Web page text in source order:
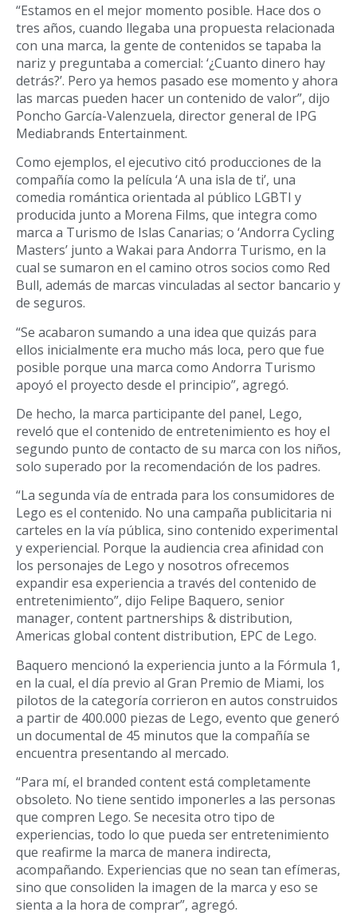
“Estamos en el mejor momento posible. Hace dos o
tres años, cuando llegaba una propuesta relacionada
con una marca, la gente de contenidos se tapaba la
nariz y preguntaba a comercial: ‘¿Cuanto dinero hay
detrás?’. Pero ya hemos pasado ese momento y ahora
las marcas pueden hacer un contenido de valor”, dijo
Poncho García-Valenzuela, director general de IPG
Mediabrands Entertainment.
Como ejemplos, el ejecutivo citó producciones de la
compañía como la película ‘A una isla de ti’, una
comedia romántica orientada al público LGBTI y
producida junto a Morena Films, que integra como
marca a Turismo de Islas Canarias; o ‘Andorra Cycling
Masters’ junto a Wakai para Andorra Turismo, en la
cual se sumaron en el camino otros socios como Red
Bull, además de marcas vinculadas al sector bancario y
de seguros.
“Se acabaron sumando a una idea que quizás para
ellos inicialmente era mucho más loca, pero que fue
posible porque una marca como Andorra Turismo
apoyó el proyecto desde el principio”, agregó.
De hecho, la marca participante del panel, Lego,
reveló que el contenido de entretenimiento es hoy el
segundo punto de contacto de su marca con los niños,
solo superado por la recomendación de los padres.
“La segunda vía de entrada para los consumidores de
Lego es el contenido. No una campaña publicitaria ni
carteles en la vía pública, sino contenido experimental
y experiencial. Porque la audiencia crea afinidad con
los personajes de Lego y nosotros ofrecemos
expandir esa experiencia a través del contenido de
entretenimiento”, dijo Felipe Baquero, senior
manager, content partnerships & distribution,
Americas global content distribution, EPC de Lego.
Baquero mencionó la experiencia junto a la Fórmula 1,
en la cual, el día previo al Gran Premio de Miami, los
pilotos de la categoría corrieron en autos construidos
a partir de 400.000 piezas de Lego, evento que generó
un documental de 45 minutos que la compañía se
encuentra presentando al mercado.
“Para mí, el branded content está completamente
obsoleto. No tiene sentido imponerles a las personas
que compren Lego. Se necesita otro tipo de
experiencias, todo lo que pueda ser entretenimiento
que reafirme la marca de manera indirecta,
acompañando. Experiencias que no sean tan efímeras,
sino que consoliden la imagen de la marca y eso se
sienta a la hora de comprar”, agregó.